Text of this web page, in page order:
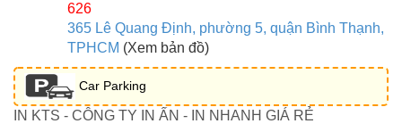
626
365 Lê Quang Định, phường 5, quận Bình Thạnh,
TPHCM (Xem bản đồ)
Car Parking
IN KTS - CÔNG TY IN ẤN - IN NHANH GIÁ RẺ